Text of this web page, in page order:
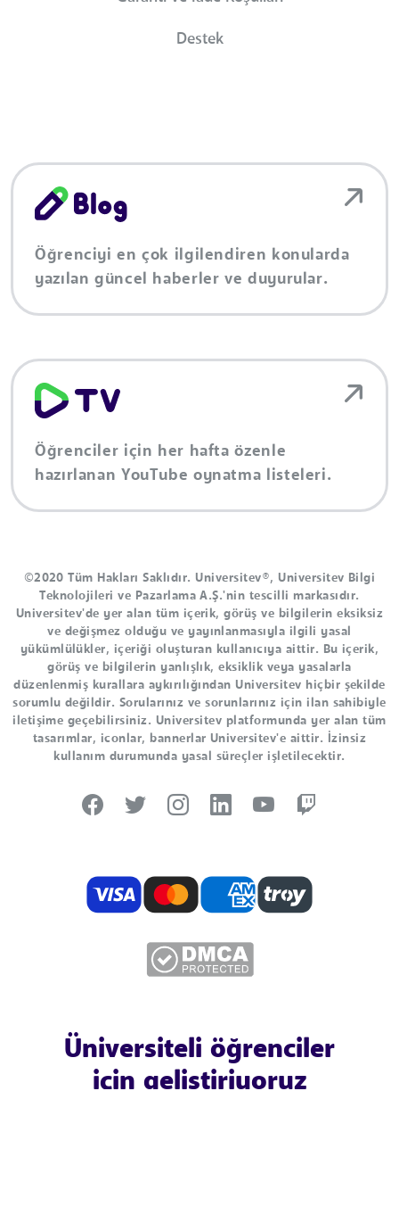
Destek
Öğrenciyi en çok ilgilendiren konularda
yazılan güncel haberler ve duyurular.
Öğrenciler için her hafta özenle
hazırlanan YouTube oynatma listeleri.
©2020 Tüm Hakları Saklıdır. Universitev®, Universitev Bilgi
Teknolojileri ve Pazarlama A.Ş.'nin tescilli markasıdır.
Universitev'de yer alan tüm içerik, görüş ve bilgilerin eksiksiz
ve değişmez olduğu ve yayınlanmasıyla ilgili yasal
yükümlülükler, içeriği oluşturan kullanıcıya aittir. Bu içerik,
görüş ve bilgilerin yanlışlık, eksiklik veya yasalarla
düzenlenmiş kurallara aykırılığından Universitev hiçbir şekilde
sorumlu değildir. Sorularınız ve sorunlarınız için ilan sahibiyle
iletişime geçebilirsiniz. Universitev platformunda yer alan tüm
tasarımlar, iconlar, bannerlar Universitev'e aittir. İzinsiz
kullanım durumunda yasal süreçler işletilecektir.
Üniversiteli öğrenciler
için geliştiriyoruz